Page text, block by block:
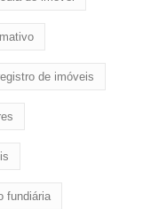
de imóveis
fundiária